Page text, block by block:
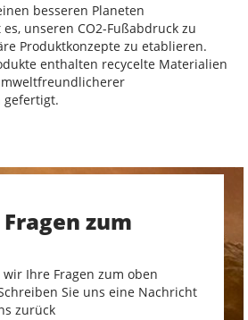
besseren Planeten
unseren CO2-Fußabdruck zu
Produktkonzepte zu etablieren.
enthalten recycelte Materialien
gefertigt.
zum
Ihre Fragen zum oben
Sie uns eine Nachricht
zurück